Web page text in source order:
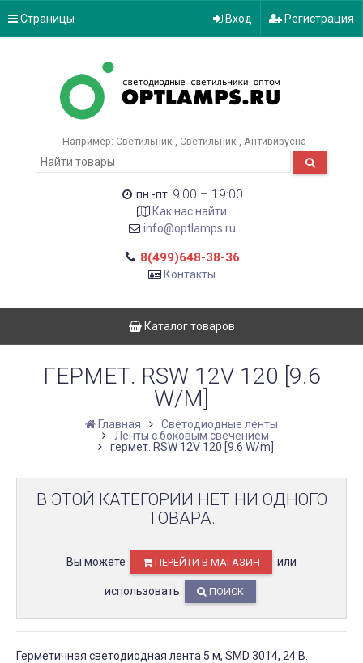
Страницы Вход Регистрация
Например: Светильник- Светильник- Антивирусна
пн.-пт. 9:00 – 19:00
Как нас найти
info@optlamps.ru
8(499)648-38-36
Контакты
Каталог товаров
ГЕРМЕТ. RSW 12V 120 [9.6
W/M]
Главная
Светодиодные ленты
Ленты с боковым свечением
гермет. RSW 12V 120 [9.6 W/m]
В ЭТОЙ КАТЕГОРИИ НЕТ НИ ОДНОГО
ТОВАРА.
Вы можете ПЕРЕЙТИ В МАГАЗИН или
использовать ПОИСК
Герметичная светодиодная лента 5 м, SMD 3014, 24 В.